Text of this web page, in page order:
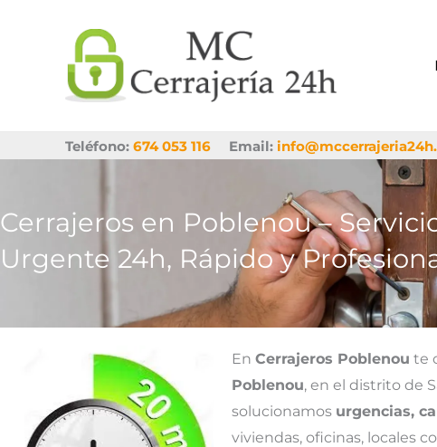
contenido
Teléfono: 674 053 116 Email:
Cerrajeros en Poblenou –
Urgente 24h, Rápido y
En Cerrajeros Poblenou te
Poblenou, en el distrito de
solucionamos urgencias,
viviendas, oficinas, locales